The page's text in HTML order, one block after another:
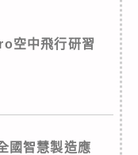
空中飛行研習
國智慧製造應